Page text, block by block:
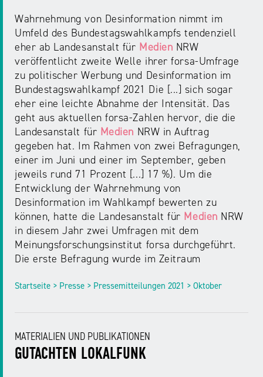
Wahrnehmung von Desinformation nimmt im
Umfeld des Bundestagswahlkampfs tendenziell
eher ab Landesanstalt für Medien NRW
veröffentlicht zweite Welle ihrer forsa-Umfrage
zu politischer Werbung und Desinformation im
Bundestagswahlkampf 2021 Die [...] sich sogar
eher eine leichte Abnahme der Intensität. Das
geht aus aktuellen forsa-Zahlen hervor, die die
Landesanstalt für Medien NRW in Auftrag
gegeben hat. Im Rahmen von zwei Befragungen,
einer im Juni und einer im September, geben
jeweils rund 71 Prozent [...] 17 %). Um die
Entwicklung der Wahrnehmung von
Desinformation im Wahlkampf bewerten zu
können, hatte die Landesanstalt für Medien NRW
in diesem Jahr zwei Umfragen mit dem
Meinungsforschungsinstitut forsa durchgeführt.
Die erste Befragung wurde im Zeitraum
Startseite > Presse > Pressemitteilungen 2021 > Oktober
MATERIALIEN UND PUBLIKATIONEN
GUTACHTEN LOKALFUNK